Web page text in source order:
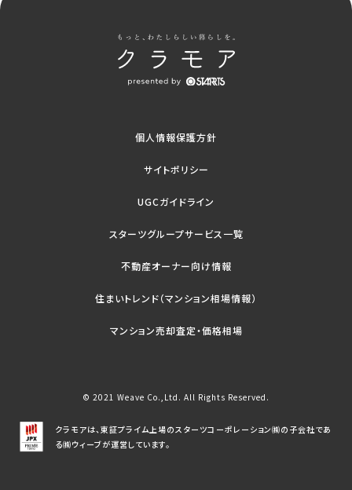
個人情報保護方針
サイトポリシー
UGCガイドライン
スターツグループサービス一覧
不動産オーナー向け情報
住まいトレンド（マンション相場情報）
マンション売却査定・価格相場
© 2021 Weave Co.,Ltd. All Rights Reserved.
クラモアは、東証プライム上場のスターツコーポレーション㈱の子会社であ
る㈱ウィーブが運営しています。